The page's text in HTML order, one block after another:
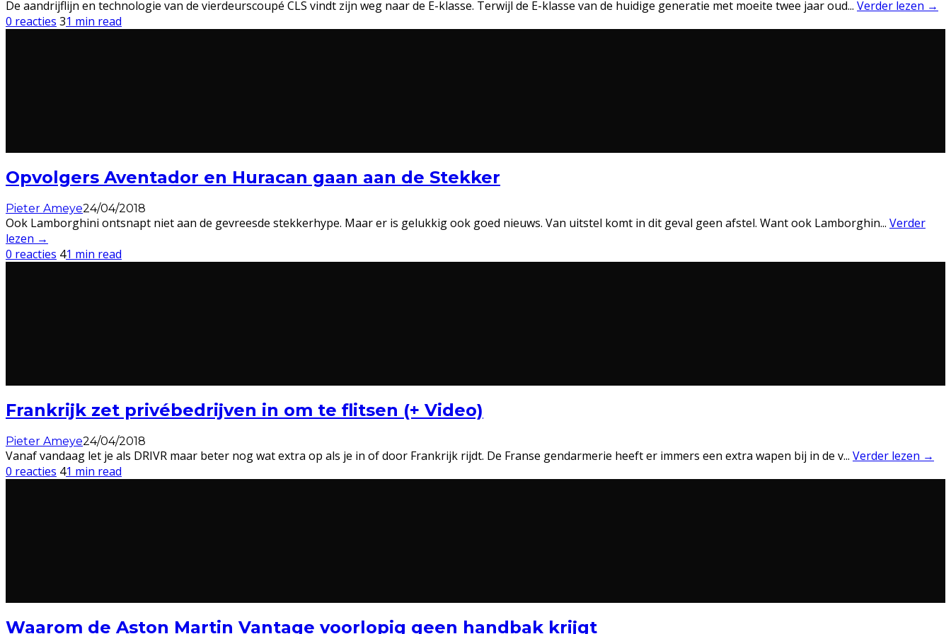
De aandrijflijn en technologie van de vierdeurscoupé CLS vindt zijn weg naar de E-klasse. Terwijl de E-klasse van de huidige generatie met moeite twee jaar oud... Verder lezen →
0 reacties 31 min read
Opvolgers Aventador en Huracan gaan aan de Stekker
Pieter Ameye24/04/2018
Ook Lamborghini ontsnapt niet aan de gevreesde stekkerhype. Maar er is gelukkig ook goed nieuws. Van uitstel komt in dit geval geen afstel. Want ook Lamborghin... Verder
lezen →
0 reacties 41 min read
Frankrijk zet privébedrijven in om te flitsen (+ Video)
Pieter Ameye24/04/2018
Vanaf vandaag let je als DRIVR maar beter nog wat extra op als je in of door Frankrijk rijdt. De Franse gendarmerie heeft er immers een extra wapen bij in de v... Verder lezen →
0 reacties 41 min read
Waarom de Aston Martin Vantage voorlopig geen handbak krijgt